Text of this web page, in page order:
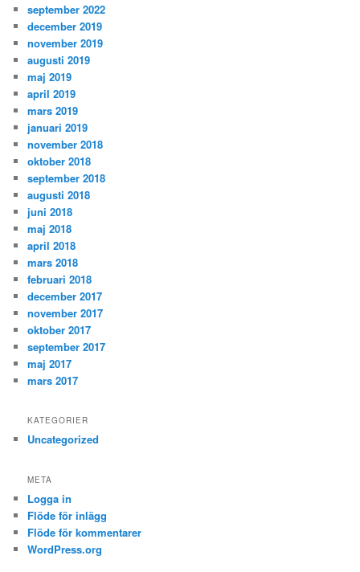
september 2022
december 2019
november 2019
augusti 2019
maj 2019
april 2019
mars 2019
januari 2019
november 2018
oktober 2018
september 2018
augusti 2018
juni 2018
maj 2018
april 2018
mars 2018
februari 2018
december 2017
november 2017
oktober 2017
september 2017
maj 2017
mars 2017
KATEGORIER
Uncategorized
META
Logga in
Flöde för inlägg
Flöde för kommentarer
WordPress.org